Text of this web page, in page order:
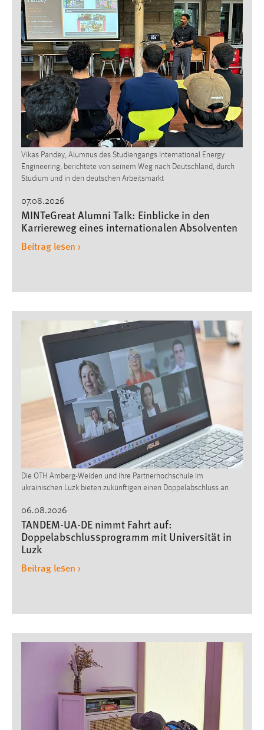
Vikas Pandey, Alumnus des Studiengangs International Energy
Engineering, berichtete von seinem Weg nach Deutschland, durch
Studium und in den deutschen Arbeitsmarkt
07.08.2026
MINTeGreat Alumni Talk: Einblicke in den
Karriereweg eines internationalen Absolventen
Beitrag lesen ›
Die OTH Amberg-Weiden und ihre Partnerhochschule im
ukrainischen Luzk bieten zukünftigen einen Doppelabschluss an
06.08.2026
TANDEM-UA-DE nimmt Fahrt auf:
Doppelabschlussprogramm mit Universität in
Luzk
Beitrag lesen ›
Performance
Name:
staticfilecache
Zweck:
Für performante Seitenauslieferung wird in diesem Cookie
gespeichert, ob man eingeloggt ist.
Sprachpräferenz
site-language-preference
Zweck:
Das Cookie speichert die gewählte Sprache der Website.
Cookie Laufzeit:
MibewSessionID, MIBEW_UserID, mibew_locale, mibew-
chat-frame-style-5e9dbeb1811c0446
Zweck:
Wird benötigt um die Chatfunktion nutzen zu können.
Cookie Laufzeit:
MibewSessionID, mibew-chat-frame-style-
5e9dbeb1811c0446 = Sitzungslaufzeit, mibew_locale = 3
Jahre, MIBEW_UserID = 1 Jahr
Login
fe_user, be_user, be_lastLoginProvider
Zweck:
einloggen zu können.
STATISTIK
Statistik Cookies erfassen Informationen anonym.
Diese Informationen helfen uns zu verstehen, wie
unsere Besucher unsere Website nutzen.